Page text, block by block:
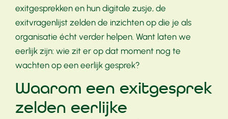
exitgesprekken en hun digitale zusje, de
exitvragenlijst zelden de inzichten op die je als
organisatie écht verder helpen. Want laten we
eerlijk zijn: wie zit er op dat moment nog te
wachten op een eerlijk gesprek?
Waarom een exitgesprek
zelden eerlijke